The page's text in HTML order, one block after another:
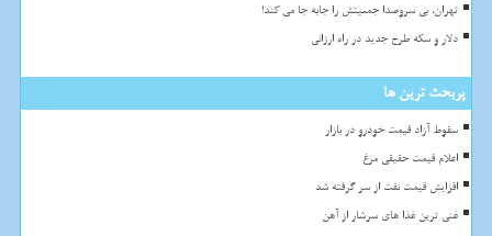
تهران، بی سروصدا جمعیتش را جابه جا می کند!
دلار و سکه طرح جدید در راه ارزانی
پربحث ترین ها
سقوط آزاد قیمت خودرو در بازار
اعلام قیمت حقیقی مرغ
افزایش قیمت نفت از سر گرفته شد
غنی ترین غذا های سرشار از آهن